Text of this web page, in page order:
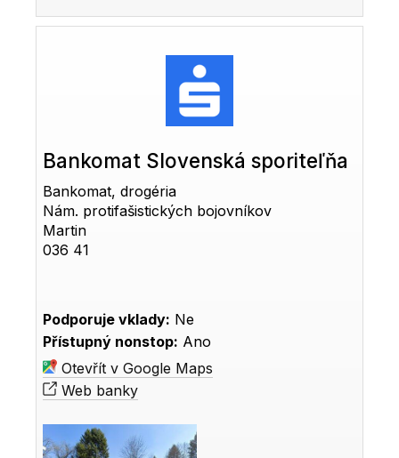
Bankomat Slovenská sporiteľňa
Bankomat, drogéria
Nám. protifašistických bojovníkov
Martin
036 41
Podporuje vklady: Ne
Přístupný nonstop: Ano
Otevřít v Google Maps
Web banky